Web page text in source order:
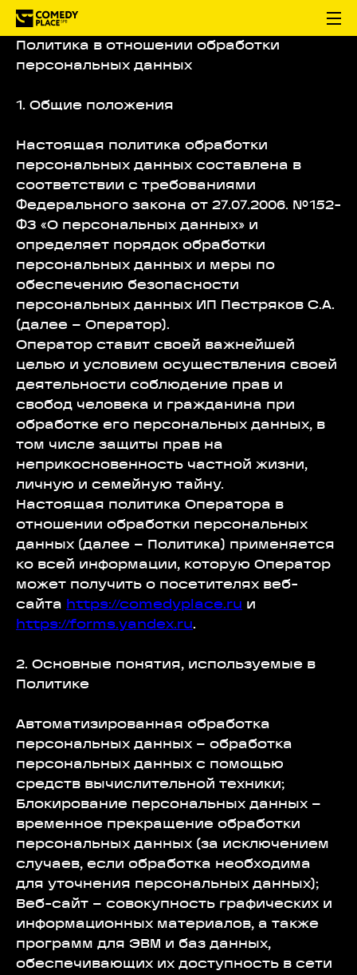
Политика в отношении обработки
персональных данных
1. Общие положения
Настоящая политика обработки
персональных данных составлена в
соответствии с требованиями
Федерального закона от 27.07.2006. №152-
ФЗ «О персональных данных» и
определяет порядок обработки
персональных данных и меры по
обеспечению безопасности
персональных данных ИП Пестряков С.А.
(далее – Оператор).
Оператор ставит своей важнейшей
целью и условием осуществления своей
деятельности соблюдение прав и
свобод человека и гражданина при
обработке его персональных данных, в
том числе защиты прав на
неприкосновенность частной жизни,
личную и семейную тайну.
Настоящая политика Оператора в
отношении обработки персональных
данных (далее – Политика) применяется
ко всей информации, которую Оператор
может получить о посетителях веб-
сайта https://comedyplace.ru и
https://forms.yandex.ru.
2. Основные понятия, используемые в
Политике
Автоматизированная обработка
персональных данных – обработка
персональных данных с помощью
средств вычислительной техники;
Блокирование персональных данных –
временное прекращение обработки
персональных данных (за исключением
случаев, если обработка необходима
для уточнения персональных данных);
Веб-сайт – совокупность графических и
информационных материалов, а также
программ для ЭВМ и баз данных,
обеспечивающих их доступность в сети